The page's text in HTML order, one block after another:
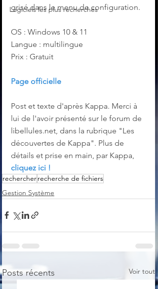
Logiciels les plus recherchés
grisé dans le menu de configuration.
OS : Windows 10 & 11
Langue : multilingue
Prix : Gratuit
Page officielle
Post et texte d'après Kappa. Merci à
lui de l'avoir présenté sur le forum de
libellules.net, dans la rubrique "Les
découvertes de Kappa". Plus de
détails et prise en main, par Kappa,
cliquez ici !
rechercherrecherche de fichiers
Gestion Système
Posts récents Voir tout